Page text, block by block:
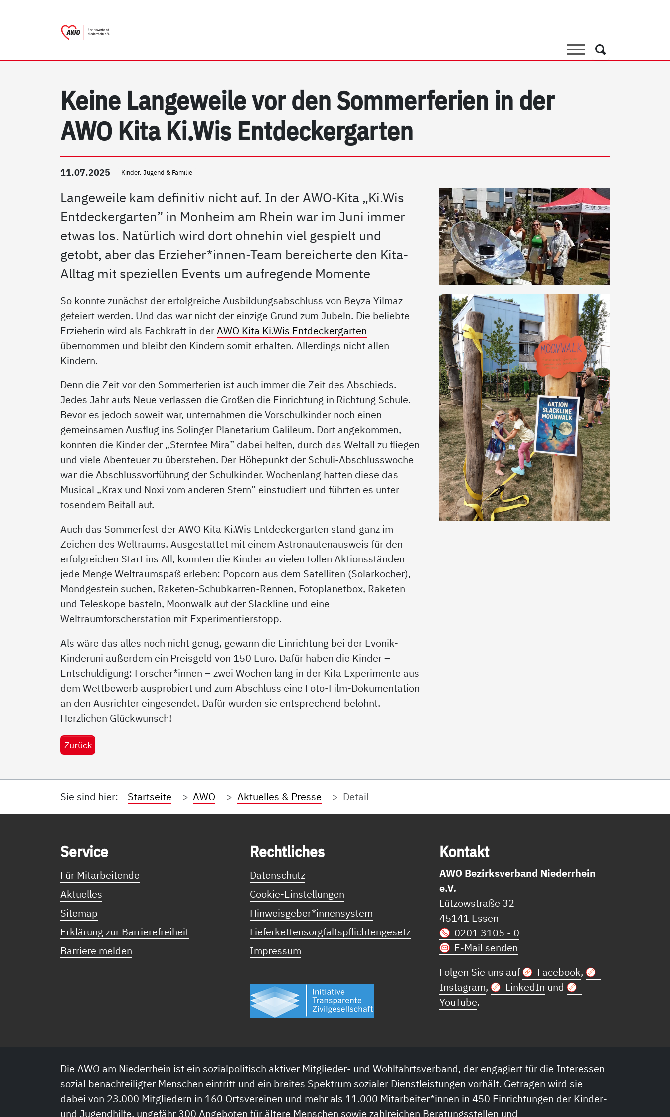
Suche
Suche
Keine Langeweile vor den Sommerferien in der
AWO Kita Ki.Wis Entdeckergarten
11.07.2025 Kinder, Jugend & Familie
Langeweile kam definitiv nicht auf. In der AWO-Kita „Ki.Wis
Entdeckergarten” in Monheim am Rhein war im Juni immer
etwas los. Natürlich wird dort ohnehin viel gespielt und
getobt, aber das Erzieher*innen-Team bereicherte den Kita-
Alltag mit speziellen Events um aufregende Momente
So konnte zunächst der erfolgreiche Ausbildungsabschluss von Beyza Yilmaz
gefeiert werden. Und das war nicht der einzige Grund zum Jubeln. Die beliebte
Erzieherin wird als Fachkraft in derAWO Kita Ki.Wis Entdeckergarten
übernommen und bleibt den Kindern somit erhalten. Allerdings nicht allen
Kindern.
Denn die Zeit vor den Sommerferien ist auch immer die Zeit des Abschieds.
Jedes Jahr aufs Neue verlassen die Großen die Einrichtung in Richtung Schule.
Bevor es jedoch soweit war, unternahmen die Vorschulkinder noch einen
gemeinsamen Ausflug ins Solinger Planetarium Galileum. Dort angekommen,
konnten die Kinder der „Sternfee Mira” dabei helfen, durch das Weltall zu fliegen
und viele Abenteuer zu überstehen. Der Höhepunkt der Schuli-Abschlusswoche
war die Abschlussvorführung der Schulkinder. Wochenlang hatten diese das
Musical „Krax und Noxi vom anderen Stern” einstudiert und führten es unter
tosendem Beifall auf.
Auch das Sommerfest der AWO Kita Ki.Wis Entdeckergarten stand ganz im
Zeichen des Weltraums. Ausgestattet mit einem Astronautenausweis für den
erfolgreichen Start ins All, konnten die Kinder an vielen tollen Aktionsständen
jede Menge Weltraumspaß erleben: Popcorn aus dem Satelliten (Solarkocher),
Mondgestein suchen, Raketen-Schubkarren-Rennen, Fotoplanetbox, Raketen
und Teleskope basteln, Moonwalk auf der Slackline und eine
Weltraumforscherstation mit Experimentierstopp.
Als wäre das alles noch nicht genug, gewann die Einrichtung bei der Evonik-
Kinderuni außerdem ein Preisgeld von 150 Euro. Dafür haben die Kinder –
Entschuldigung: Forscher*innen – zwei Wochen lang in der Kita Experimente aus
dem Wettbewerb ausprobiert und zum Abschluss eine Foto-Film-Dokumentation
an den Ausrichter eingesendet. Dafür wurden sie entsprechend belohnt.
Herzlichen Glückwunsch!
Zurück
Sie sind hier: Startseite AWO Aktuelles & Presse Detail
Ser­vice
Für Mitarbeitende
Aktuelles
Sitemap
Erklärung zur Barrierefreiheit
Barriere melden
Recht­li­ches
Datenschutz
Cookie-Einstellungen
Hinweisgeber*innensystem
Lieferkettensorgfaltspflichtengesetz
Impressum
Kon­takt
AWO Bezirksverband Niederrhein
e.V.
Lützowstraße 32
45141 Essen
0201 3105 - 0
E-Mail senden
Folgen Sie uns auf
Facebook,
Instagram, LinkedIn und
YouTube.
Die AWO am Niederrhein ist ein sozialpolitisch aktiver Mitglieder- und Wohlfahrtsverband, der engagiert für die Interessen
sozial benachteiligter Menschen eintritt und ein breites Spektrum sozialer Dienstleistungen vorhält. Getragen wird sie
dabei von 23.000 Mitgliedern in 160 Ortsvereinen und mehr als 11.000 Mitarbeiter*innen in 450 Einrichtungen der Kinder-
und Jugendhilfe, ungefähr 300 Angeboten für ältere Menschen sowie zahlreichen Beratungsstellen und